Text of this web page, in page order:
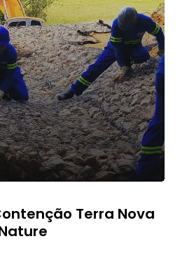
Terra Nova